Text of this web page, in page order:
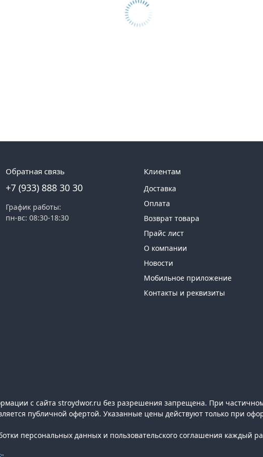
Обратная связь
+7 (933) 888 30 30
График работы:
пн-вс: 08:30-18:30
Клиентам
Доставка
Оплата
Возврат товара
Прайс лист
О компании
Новости
Мобильное приложение
Контакты и реквизиты
с сайта stroydwor.ru без разрешения запрещена. При
публичной офертой. Указанные цены действуют только при
персональных данных и пользовательского соглашения каждый